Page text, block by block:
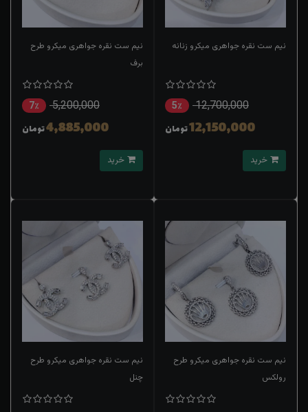
نیم ست نقره جواهری میکرو زنانه
12,700,000 5٪
12,150,000تومان
نیم ست نقره جواهری میکرو طرح
برف
5,200,000 7٪
4,885,000تومان
نیم ست نقره جواهری میکرو طرح
رولکس
نیم ست نقره جواهری میکرو طرح
چنل